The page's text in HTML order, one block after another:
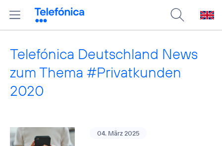
Telefónica Deutschland News
zum Thema #Privatkunden
2020
04. März 2025